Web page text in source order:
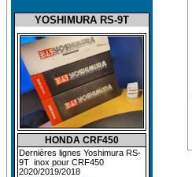
YOSHIMURA RS-9T
HONDA CRF450
Dernières lignes Yoshimura RS-
9T inox pour CRF450
2020/2019/2018